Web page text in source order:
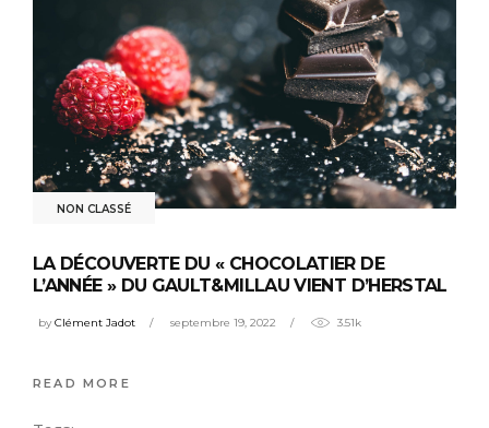
NON CLASSÉ
LA DÉCOUVERTE DU « CHOCOLATIER DE
L’ANNÉE » DU GAULT&MILLAU VIENT D’HERSTAL
byClément Jadot septembre 19, 2022 3.51k
READ MORE